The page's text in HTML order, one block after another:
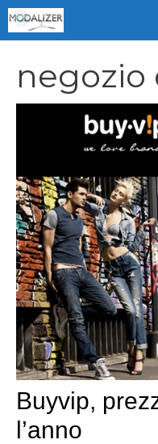
Vai
al
negozio
Buyvip,
l’anno